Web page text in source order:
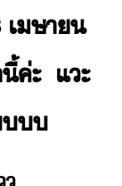
ษา​
ค่ะ​ ​ ​แะ​